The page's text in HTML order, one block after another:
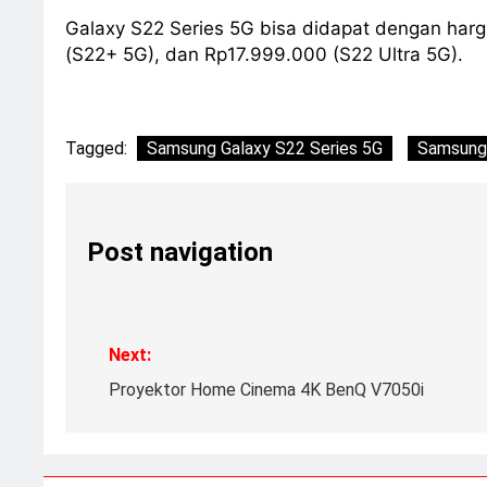
Galaxy S22 Series 5G bisa didapat dengan
(S22+ 5G), dan Rp17.999.000 (S22 Ultra 5G).
Tagged: Samsung Galaxy S22 Series 5G
Post navigation
Next:
Proyektor Home Cinema 4K BenQ V7050i